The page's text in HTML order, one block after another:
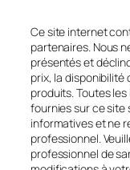
Ce site internet
partenaires. Nous
présentés et
prix, la disponibilité
produits. Toutes
fournies sur ce site
informatives et ne
professionnel.
professionnel de